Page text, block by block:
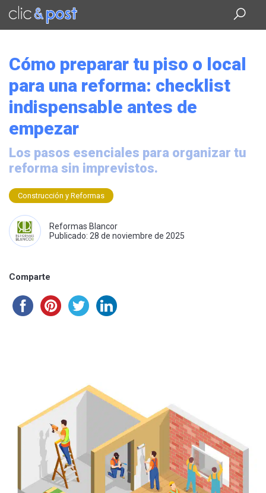
Saltar
contenido
Cómo preparar tu piso o local
para una reforma: checklist
indispensable antes de
empezar
Los pasos esenciales para organizar tu
reforma sin imprevistos.
Construcción y Reformas
Reformas Blancor
Publicado: 28 de noviembre de 2025
Comparte